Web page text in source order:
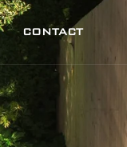
CONTACT